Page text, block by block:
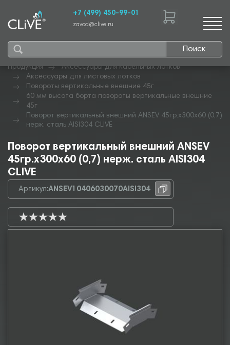
Поиск
+7 (499) 450-99-01
zavod@clive.ru
Продукция
Аксессуары для кабельных лотков
Аксессуары для листовых лотков
Повороты вертикальные внешние 45г
60 мм высота борта повороты вертикальные внешние
45г
Поворот вертикальный внешний ANSEV 45гр.х300х60 (0,7)
нерж. сталь AISI304 CLIVE
Поворот вертикальный внешний ANSEV
45гр.х300х60 (0,7) нерж. сталь AISI304
CLIVE
Артикул:ANSEV10406030070AISI304